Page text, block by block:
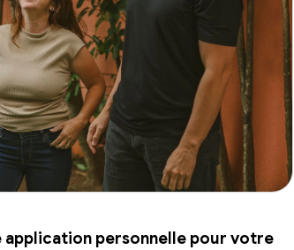
application personnelle pour votre